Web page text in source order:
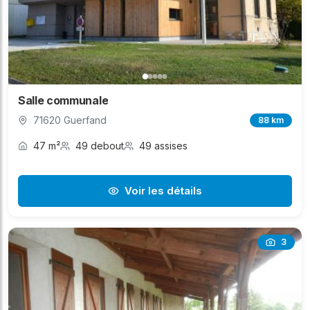
Salle communale
71620 Guerfand 88 km
47 m² 49 debout 49 assises
Voir les détails
3